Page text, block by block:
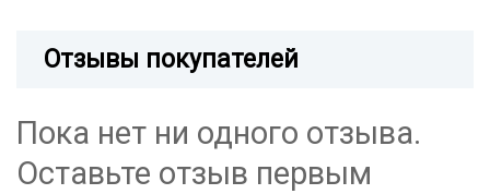
Отзывы покупателей
Пока нет ни одного отзыва.
Оставьте отзыв первым